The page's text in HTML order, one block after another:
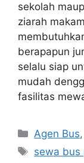
sekolah
ziarah
berapapun
selalu siap
mudah
fasilitas
Categories
Agen Bus
Tags
sewa bus